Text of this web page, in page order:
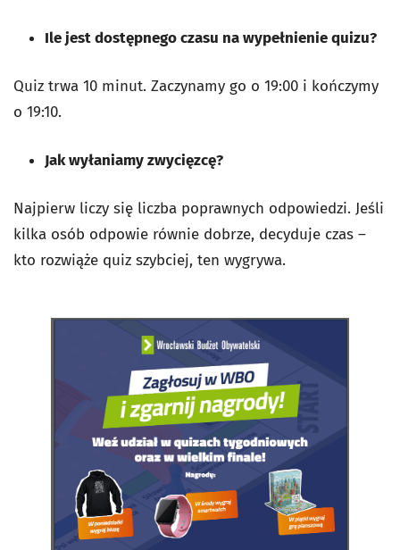
Ile jest dostępnego czasu na wypełnienie quizu?
Quiz trwa 10 minut. Zaczynamy go o 19:00 i kończymy
o 19:10.
Jak wyłaniamy zwycięzcę?
Najpierw liczy się liczba poprawnych odpowiedzi. Jeśli
kilka osób odpowie równie dobrze, decyduje czas –
kto rozwiąże quiz szybciej, ten wygrywa.